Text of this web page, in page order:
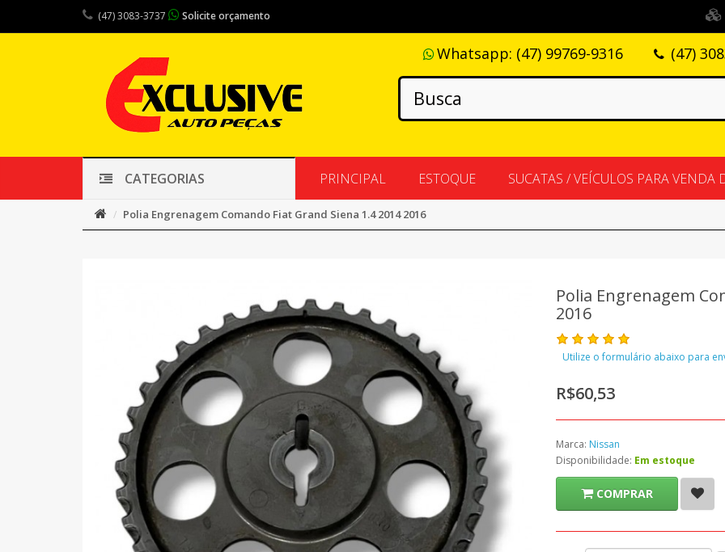
(47) 3083-3737 Solicite orçamento
Whatsapp: (47) 99769-9316 (47)
CATEGORIAS PRINCIPAL ESTOQUE SUCATAS / VEÍCULOS PARA VENDA
Polia Engrenagem Comando Fiat Grand Siena 1.4 2014 2016
Polia Engrenagem
2016
Utilize o formulário abaixo para
R$60,53
Marca: Nissan
Disponibilidade: Em estoque
COMPRAR